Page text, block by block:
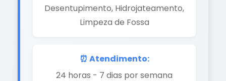
Desentupimento, Hidrojateamento,
Limpeza de Fossa
⏰ Atendimento:
24 horas - 7 dias por semana